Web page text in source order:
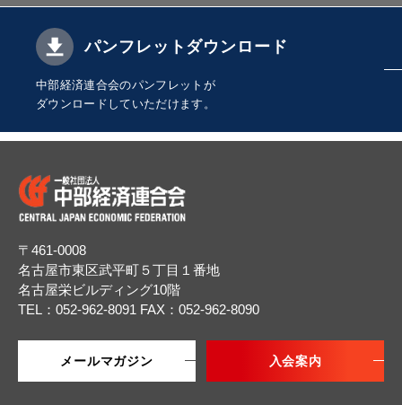
パンフレットダウンロード
中部経済連合会のパンフレットが
ダウンロードしていただけます。
〒461-0008
名古屋市東区武平町５丁目１番地
名古屋栄ビルディング10階
TEL：052-962-8091 FAX：052-962-8090
メールマガジン 入会案内